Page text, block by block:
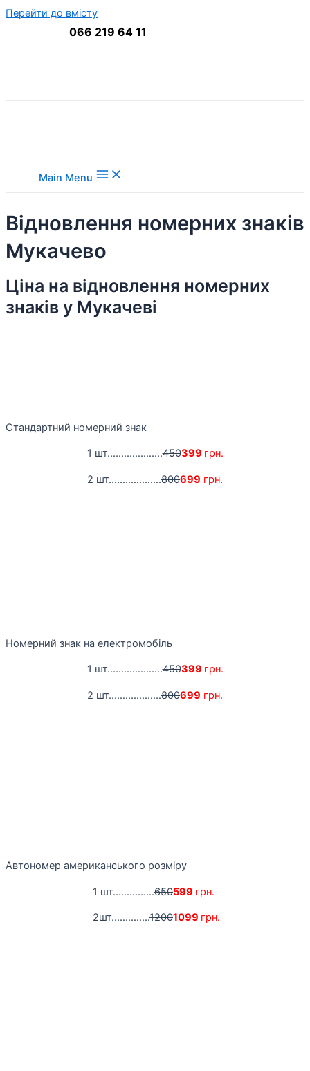
Перейти до вмісту
066 219 64 11
Main Menu
Відновлення номерних знаків
Мукачево
Ціна на відновлення номерних
знаків у Мукачеві
Стандартний номерний знак
1 шт....................450399 грн.
2 шт...................800699 грн.
Номерний знак на електромобіль
1 шт....................450399 грн.
2 шт...................800699 грн.
Автономер американського розміру
1 шт...............650599 грн.
2шт..............12001099 грн.